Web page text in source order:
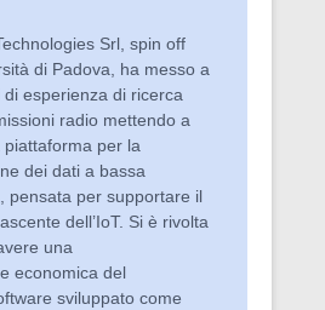
Srl, spin off
di Padova, ha messo a
esperienza di ricerca
radio mettendo a
piattaforma per la
dei dati a bassa
pensata per supportare il
dell’IoT. Si è rivolta
una
economica del
sviluppato come